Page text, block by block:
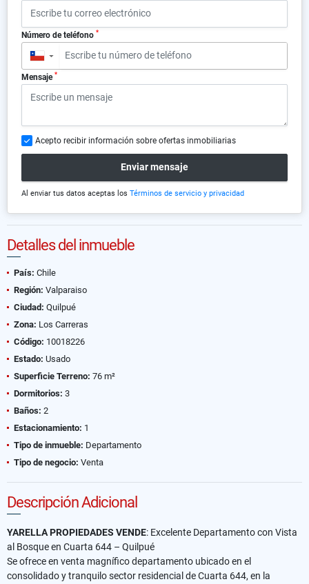
Número de teléfono *
▼
Mensaje *
Acepto recibir información sobre ofertas inmobiliarias
Enviar mensaje
Al enviar tus datos aceptas los Términos de servicio y privacidad
Detalles del inmueble
País: Chile
Región: Valparaiso
Ciudad: Quilpué
Zona: Los Carreras
Código: 10018226
Estado: Usado
Superficie Terreno: 76 m²
Dormitorios: 3
Baños: 2
Estacionamiento: 1
Tipo de inmueble: Departamento
Tipo de negocio: Venta
Descripción Adicional
YARELLA PROPIEDADES VENDE: Excelente Departamento con Vista
al Bosque en Cuarta 644 – Quilpué
Se ofrece en venta magnífico departamento ubicado en el
consolidado y tranquilo sector residencial de Cuarta 644, en la